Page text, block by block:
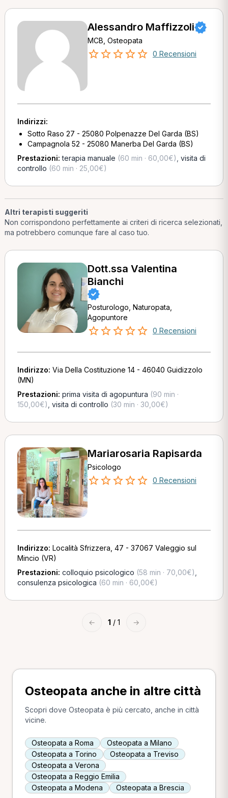
Alessandro Maffizzoli
MCB, Osteopata
0 Recensioni
Indirizzi:
Sotto Raso 27 - 25080 Polpenazze Del Garda (BS)
Campagnola 52 - 25080 Manerba Del Garda (BS)
Prestazioni:terapia manuale (60 min · 60,00€) visita di
controllo (60 min · 25,00€)
Altri terapisti suggeriti
Non corrispondono perfettamente ai criteri di ricerca selezionati,
ma potrebbero comunque fare al caso tuo.
Dott.ssa Valentina
Bianchi
Posturologo, Naturopata,
Agopuntore
0 Recensioni
Indirizzo: Via Della Costituzione 14 - 46040 Guidizzolo
(MN)
Prestazioni: prima visita di agopuntura (90 min ·
150,00€) visita di controllo (30 min · 30,00€)
Mariarosaria Rapisarda
Psicologo
0 Recensioni
Indirizzo: Località Sfrizzera, 47 - 37067 Valeggio sul
Mincio (VR)
Prestazioni: colloquio psicologico (58 min · 70,00€)
consulenza psicologica (60 min · 60,00€)
← 1 / 1 →
Osteopata anche in altre città
Scopri dove Osteopata è più cercato, anche in città
vicine.
Osteopata a Roma
Osteopata a Milano
Osteopata a Torino
Osteopata a Treviso
Osteopata a Verona
Osteopata a Reggio Emilia
Osteopata a Modena
Osteopata a Brescia